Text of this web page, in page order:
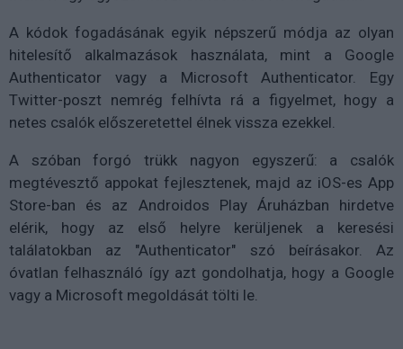
A kódok fogadásának egyik népszerű módja az olyan
hitelesítő alkalmazások használata, mint a Google
Authenticator vagy a Microsoft Authenticator. Egy
Twitter-poszt nemrég felhívta rá a figyelmet, hogy a
netes csalók előszeretettel élnek vissza ezekkel.
A szóban forgó trükk nagyon egyszerű: a csalók
megtévesztő appokat fejlesztenek, majd az iOS-es App
Store-ban és az Androidos Play Áruházban hirdetve
elérik, hogy az első helyre kerüljenek a keresési
találatokban az "Authenticator" szó beírásakor. Az
óvatlan felhasználó így azt gondolhatja, hogy a Google
vagy a Microsoft megoldását tölti le.